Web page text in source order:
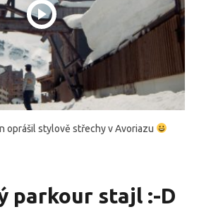
oprášil stylově střechy v Avoriazu
parkour stajl :-D